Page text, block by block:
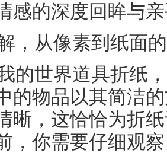
感的深度回眸与
，从像素到纸面
的世界道具折纸
的物品以其简洁
晰，这恰恰为折
，你需要仔细观